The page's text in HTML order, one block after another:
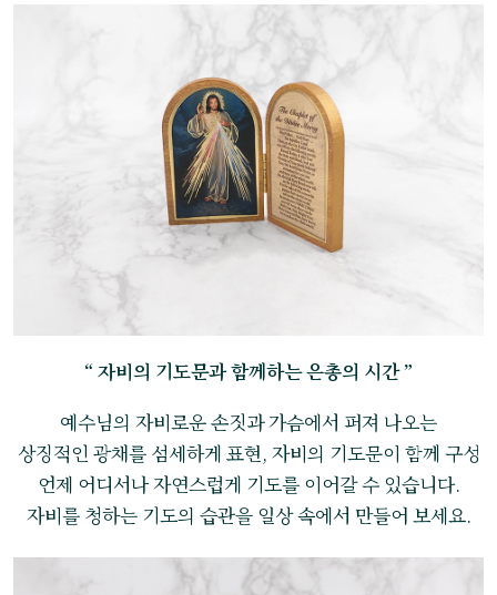
“ 자비의 기도문과 함께하는 은총의 시간 ”
예수님의 자비로운 손짓과 가슴에서 퍼져 나오는
상징적인 광채를 섬세하게 표현, 자비의 기도문이 함께 구성
언제 어디서나 자연스럽게 기도를 이어갈 수 있습니다.
자비를 청하는 기도의 습관을 일상 속에서 만들어 보세요.